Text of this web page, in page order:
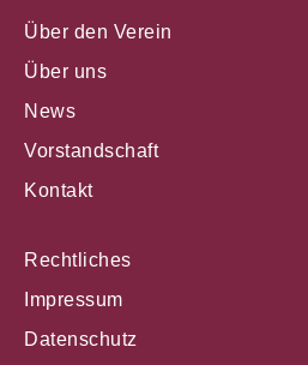
Über den Verein
Über uns
News
Vorstandschaft
Kontakt
Rechtliches
Impressum
Datenschutz